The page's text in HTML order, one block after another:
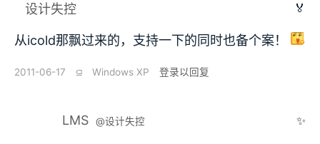
设计失控 🏅
从icold那飘过来的，支持一下的同时也备个案！
2011-06-17 ⫑ Windows XP 登录以回复
LMS @设计失控 ✨